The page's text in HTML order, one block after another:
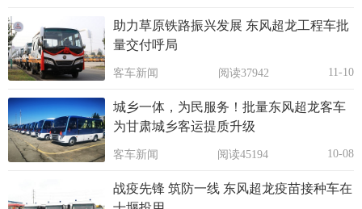
助力草原铁路振兴发展 东风超龙工程车批
量交付呼局
客车新闻 阅读37942 11-10
城乡一体，为民服务！批量东风超龙客车
为甘肃城乡客运提质升级
客车新闻 阅读45194 10-08
战疫先锋 筑防一线 东风超龙疫苗接种车在